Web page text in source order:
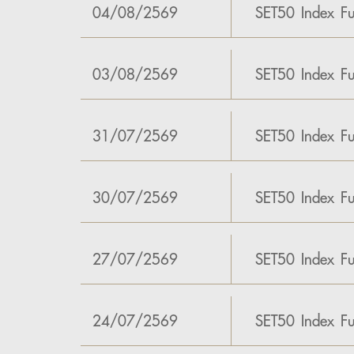
04/08/2569 SET50 Index
03/08/2569 SET50 Index
31/07/2569 SET50 Index
30/07/2569 SET50 Index
27/07/2569 SET50 Index
24/07/2569 SET50 Index